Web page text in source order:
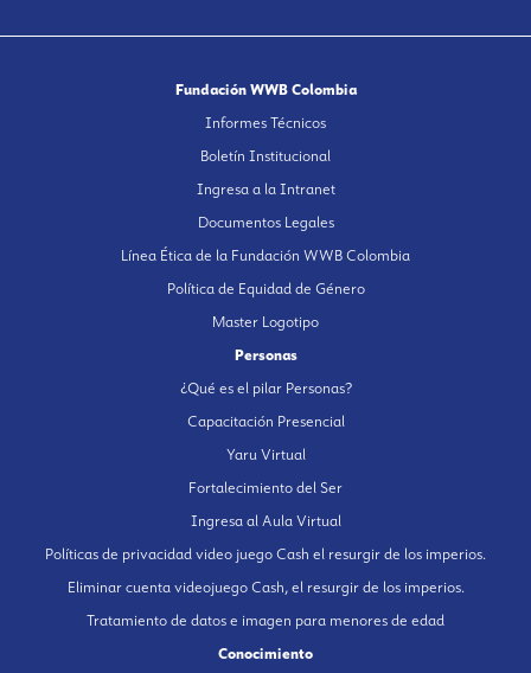
Fundación WWB Colombia
Informes Técnicos
Boletín Institucional
Ingresa a la Intranet
Documentos Legales
Línea Ética de la Fundación WWB Colombia
Política de Equidad de Género
Master Logotipo
Personas
¿Qué es el pilar Personas?
Capacitación Presencial
Yaru Virtual
Fortalecimiento del Ser
Ingresa al Aula Virtual
Políticas de privacidad video juego Cash el resurgir de los imperios.
Eliminar cuenta videojuego Cash, el resurgir de los imperios.
Tratamiento de datos e imagen para menores de edad
Conocimiento